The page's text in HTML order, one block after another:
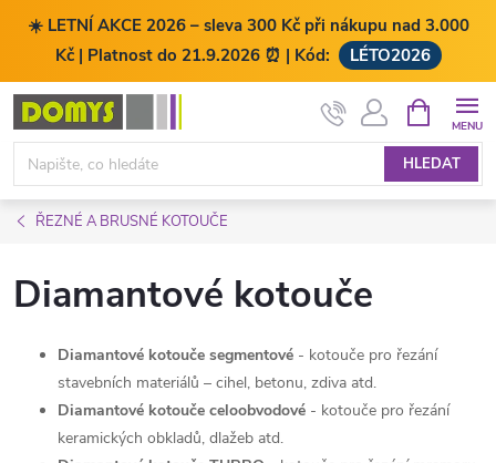
☀️ LETNÍ AKCE 2026 – sleva 300 Kč při nákupu nad 3.000
Kč | Platnost do 21.9.2026 ⏰ | Kód:
LÉTO2026
Přejít
obsah
HLEDAT
NÁKUPNÍ
KOŠÍK
ŘEZNÉ A BRUSNÉ KOTOUČE
Diamantové kotouče
Diamantové kotouče segmentové - kotouče pro řezání
stavebních materiálů – cihel, betonu, zdiva atd.
Diamantové kotouče celoobvodové - kotouče pro řezání
keramických obkladů, dlažeb atd.